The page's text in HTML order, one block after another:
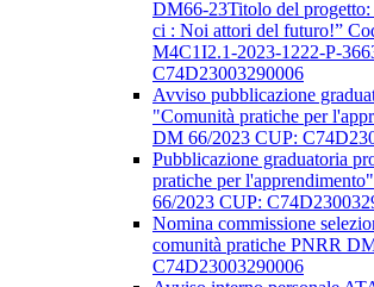
DM66-23Titolo del
ci : Noi attori del futuro!”
M4C1I2.1-2023-1222-P-
C74D23003290006
Avviso pubblicazione
"Comunità pratiche per
DM 66/2023 CUP:
Pubblicazione graduatoria
pratiche per
66/2023 CUP:
Nomina commissione
comunità pratiche PNRR
C74D23003290006